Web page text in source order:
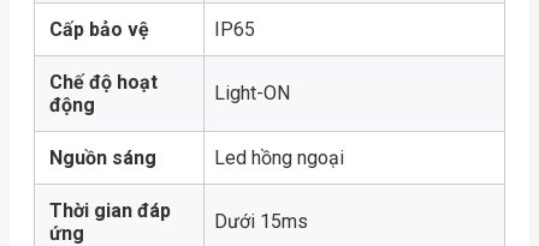
Cấp bảo vệ IP65
Chế độ hoạt
động
Light-ON
Nguồn sáng Led hồng ngoại
Thời gian đáp
ứng
Dưới 15ms